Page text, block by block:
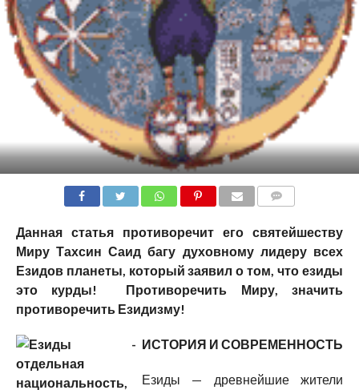
Данная статья противоречит его святейшеству
Миру Тахсин Саид багу духовному лидеру всех
Езидов планеты, который заявил о том, что езиды
это курды! Противоречить Миру, значить
противоречить Езидизму!
ИСТОРИЯ И СОВРЕМЕННОСТЬ
Езиды — древнейшие жители